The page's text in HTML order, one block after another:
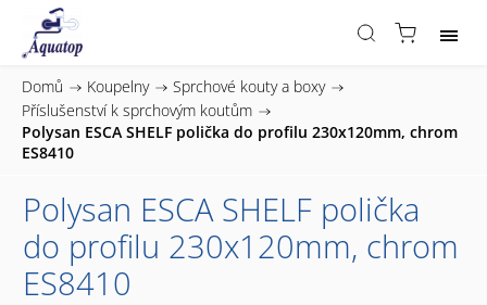
Domů / Koupelny / Sprchové kouty a boxy /
Příslušenství k sprchovým koutům /
Polysan ESCA SHELF polička do profilu 230x120mm, chrom
ES8410
Polysan ESCA SHELF polička
do profilu 230x120mm, chrom
ES8410